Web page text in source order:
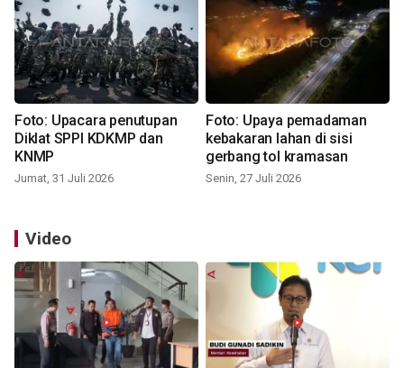
Foto: Upacara penutupan
Diklat SPPI KDKMP dan
KNMP
Jumat, 31 Juli 2026
Foto: Upaya pemadaman
kebakaran lahan di sisi
gerbang tol kramasan
Senin, 27 Juli 2026
Video